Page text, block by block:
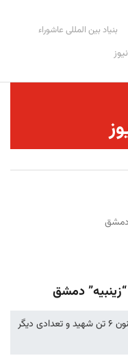
بنیاد بین المللی عاشوراء
دمشق
دمشق
در انفجار تروریستی منطقه زینبیه دمشق تاکنون ۶ تن شهید و تعدادی دیگر